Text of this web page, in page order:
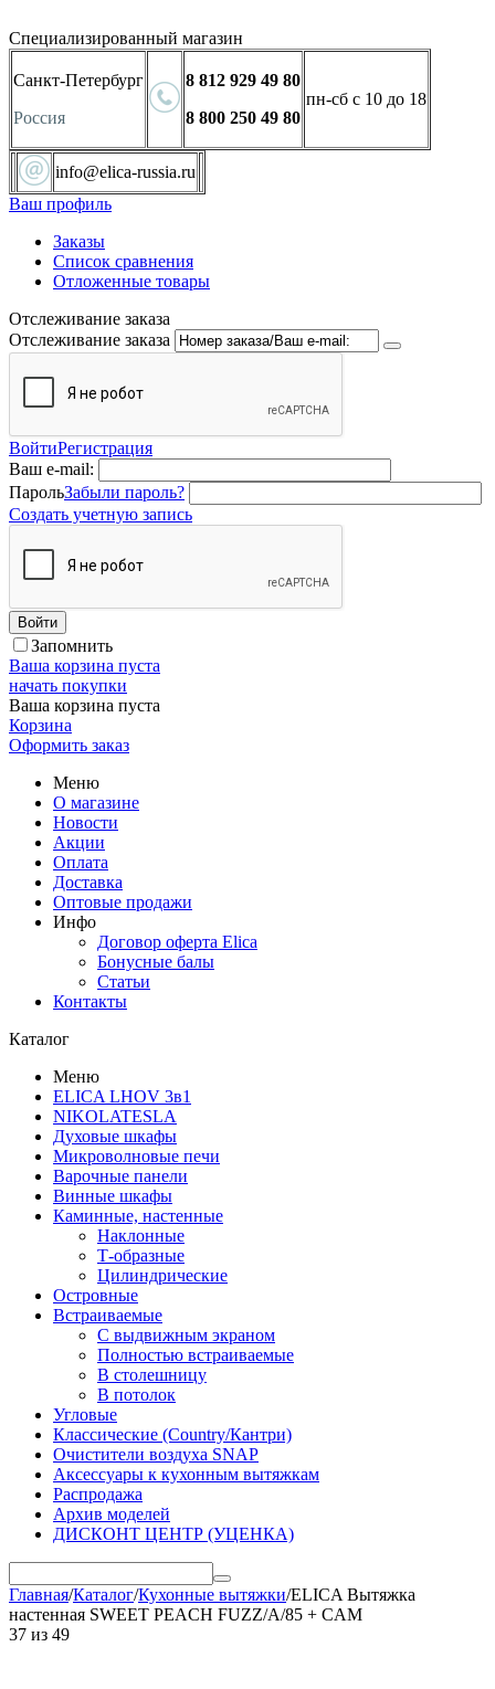
Специализированный магазин
Санкт-Петербург
Россия
8 812 929 49 80
8 800 250 49 80
пн-сб с 10 до 18
info@elica-russia.ru
Ваш профиль
Заказы
Список сравнения
Отложенные товары
Отслеживание заказа
Отслеживание заказа
ВойтиРегистрация
Ваш e-mail:
ПарольЗабыли пароль?
Создать учетную запись
Войти
Запомнить
Ваша корзина пуста
начать покупки
Ваша корзина пуста
Корзина
Оформить заказ
Меню
О магазине
Новости
Акции
Оплата
Доставка
Оптовые продажи
Инфо
Договор оферта Elica
Бонусные балы
Статьи
Контакты
Каталог
Меню
ELICA LHOV 3в1
NIKOLATESLA
Духовые шкафы
Микроволновые печи
Варочные панели
Винные шкафы
Каминные, настенные
Наклонные
Т-образные
Цилиндрические
Островные
Встраиваемые
С выдвижным экраном
Полностью встраиваемые
В столешницу
В потолок
Угловые
Классические (Country/Кантри)
Очистители воздуха SNAP
Аксессуары к кухонным вытяжкам
Распродажа
Архив моделей
ДИСКОНТ ЦЕНТР (УЦЕНКА)
Главная/Каталог/Кухонные вытяжки/ELICA Вытяжка
настенная SWEET PEACH FUZZ/A/85 + CAM
37 из 49